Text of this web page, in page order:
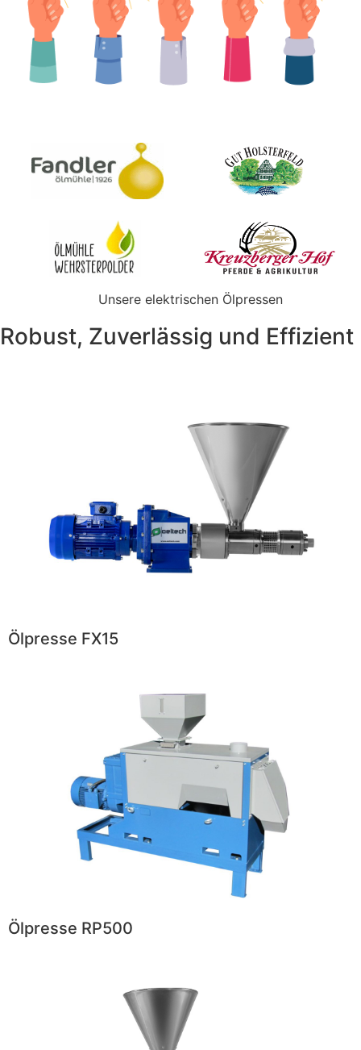
Unsere elektrischen Ölpressen
Robust, Zuverlässig und Effizient
Ölpresse FX15
Ölpresse RP500